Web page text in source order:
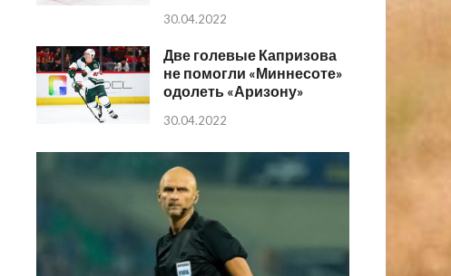
30.04.2022
Две голевые Капризова
не помогли «Миннесоте»
одолеть «Аризону»
30.04.2022